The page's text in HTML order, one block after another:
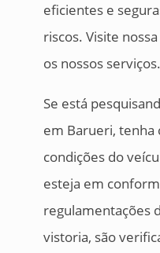
eficientes e
riscos. Visite
os nossos serviços.
Se está
em Barueri, tenha
condições do
esteja em
regulamentações
vistoria, são